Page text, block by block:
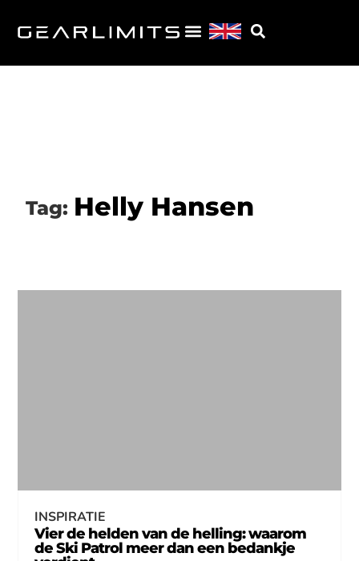
Tag: Helly Hansen
INSPIRATIE
Vier de helden van de helling: waarom
de Ski Patrol meer dan een bedankje